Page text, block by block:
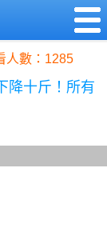
人數：1285
降十斤！所有